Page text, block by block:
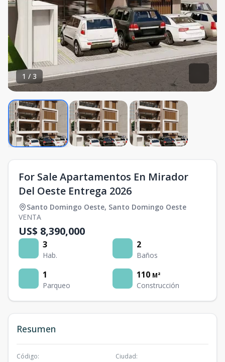
1 / 3
For Sale Apartamentos En Mirador
Del Oeste Entrega 2026
Santo Domingo Oeste, Santo Domingo Oeste
VENTA
US$ 8,390,000
3
Hab.
2
Baños
1
Parqueo
110 M²
Construcción
Resumen
Código: Ciudad: